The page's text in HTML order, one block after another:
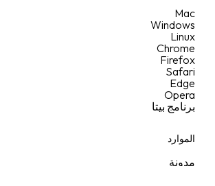
Mac
Windows
Linux
Chrome
Firefox
Safari
Edge
Opera
برنامج بيتا
الموارد
مدونة